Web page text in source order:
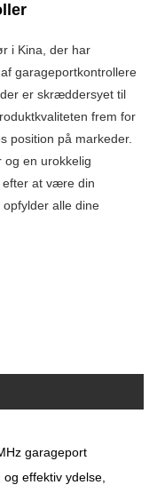
i Kina, der har
garageportkontrollere
er skræddersyet til
frem for
position på markeder.
og en urokkelig
at være din
alle dine
garageport
effektiv ydelse,